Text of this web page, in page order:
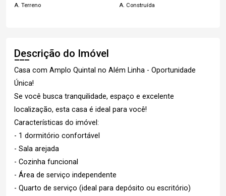
A. Terreno A. Construída
Descrição do Imóvel
Casa com Amplo Quintal no Além Linha - Oportunidade
Única!
Se você busca tranquilidade, espaço e excelente
localização, esta casa é ideal para você!
Características do imóvel:
- 1 dormitório confortável
- Sala arejada
- Cozinha funcional
- Área de serviço independente
- Quarto de serviço (ideal para depósito ou escritório)